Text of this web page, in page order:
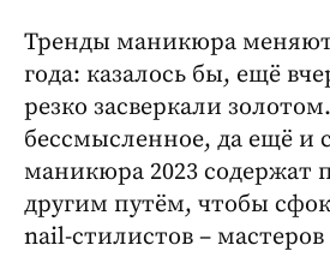
Тренды маникюра
года: казалось бы, ещё
резко засверкали
бессмысленное, да ещё и
маникюра 2023 содержат
другим путём, чтобы
nail-стилистов –